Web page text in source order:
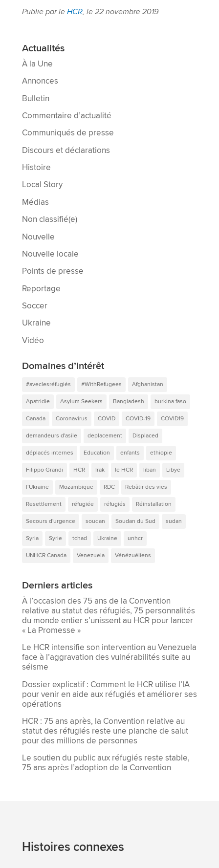
Publie par le HCR, le 22 novembre 2019
Actualités
À la Une
Annonces
Bulletin
Commentaire d’actualité
Communiqués de presse
Discours et déclarations
Histoire
Local Story
Médias
Non classifié(e)
Nouvelle
Nouvelle locale
Points de presse
Reportage
Soccer
Ukraine
Vidéo
Domaines d’intérêt
#aveclesréfugiés #WithRefugees Afghanistan
Apatridie Asylum Seekers Bangladesh burkina faso
Canada Coronavirus COVID COVID-19 COVID19
demandeurs d'asile deplacement Displaced
déplacés internes Education enfants ethiopie
Filippo Grandi HCR Irak le HCR liban Libye
l’Ukraine Mozambique RDC Rebâtir des vies
Resettlement réfugiée réfugiés Réinstallation
Secours d'urgence soudan Soudan du Sud sudan
Syria Syrie tchad Ukraine unhcr
UNHCR Canada Venezuela Vénézuéliens
Derniers articles
À l’occasion des 75 ans de la Convention
relative au statut des réfugiés, 75 personnalités
du monde entier s’unissent au HCR pour lancer
« La Promesse »
Le HCR intensifie son intervention au Venezuela
face à l’aggravation des vulnérabilités suite au
séisme
Dossier explicatif : Comment le HCR utilise l’IA
pour venir en aide aux réfugiés et améliorer ses
opérations
HCR : 75 ans après, la Convention relative au
statut des réfugiés reste une planche de salut
pour des millions de personnes
Le soutien du public aux réfugiés reste stable,
75 ans après l’adoption de la Convention
Histoires connexes